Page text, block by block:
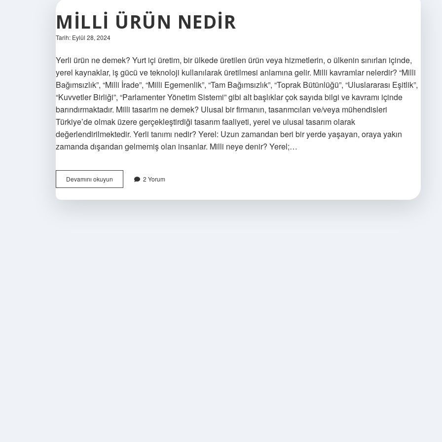
MILLI ÜRÜN NEDIR
Tarih: Eylül 28, 2024
Yerli ürün ne demek? Yurt içi üretim, bir ülkede üretilen ürün veya hizmetlerin, o ülkenin sınırları içinde,
yerel kaynaklar, iş gücü ve teknoloji kullanılarak üretilmesi anlamına gelir. Milli kavramlar nelerdir? “Milli
Bağımsızlık”, “Milli İrade”, “Milli Egemenlik”, “Tam Bağımsızlık”, “Toprak Bütünlüğü”, “Uluslararası Eşitlik”,
“Kuvvetler Birliği”, “Parlamenter Yönetim Sistemi” gibi alt başlıklar çok sayıda bilgi ve kavramı içinde
barındırmaktadır. Milli tasarim ne demek? Ulusal bir firmanın, tasarımcıları ve/veya mühendisleri
Türkiye’de olmak üzere gerçekleştirdiği tasarım faaliyeti, yerel ve ulusal tasarım olarak
değerlendirilmektedir. Yerli tanımı nedir? Yerel: Uzun zamandan beri bir yerde yaşayan, oraya yakın
zamanda dışarıdan gelmemiş olan insanlar. Milli neye denir? Yerel;…
Devamını okuyun
Ürün
2 Yorum